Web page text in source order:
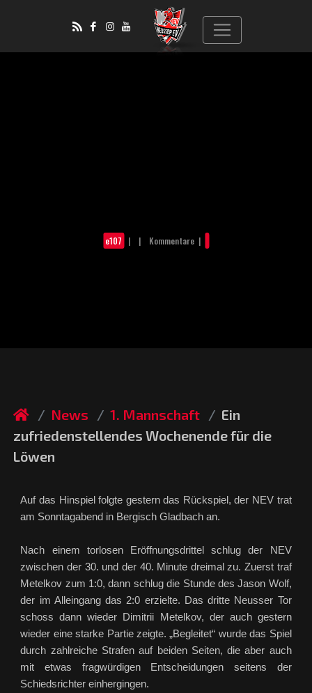
e107 | | Kommentare |
News 1. Mannschaft
Ein
zufriedenstellendes Wochenende für die
Löwen
Auf das Hinspiel folgte gestern das Rückspiel, der NEV trat
am Sonntagabend in Bergisch Gladbach an.
Nach einem torlosen Eröffnungsdrittel schlug der NEV
zwischen der 30. und der 40. Minute dreimal zu. Zuerst traf
Metelkov zum 1:0, dann schlug die Stunde des Jason Wolf,
der im Alleingang das 2:0 erzielte. Das dritte Neusser Tor
schoss dann wieder Dimitrii Metelkov, der auch gestern
wieder eine starke Partie zeigte. „Begleitet“ wurde das Spiel
durch zahlreiche Strafen auf beiden Seiten, die aber auch
mit etwas fragwürdigen Entscheidungen seitens der
Schiedsrichter einhergingen.